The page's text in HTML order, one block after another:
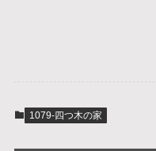
1079-四つ木の家